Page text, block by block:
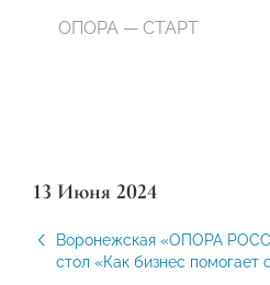
ОПОРА — СТАРТ
13 Июня 2024
Воронежская «ОПОРА
стол «Как бизнес помогает